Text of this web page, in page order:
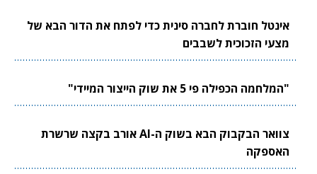
אינטל חוברת לחברה סינית כדי לפתח את הדור הבא של
מצעי הזכוכית לשבבים
"המלחמה הכפילה פי 5 את שוק הייצור המיידי"
צוואר הבקבוק הבא בשוק ה-AI אורב בקצה שרשרת
האספקה